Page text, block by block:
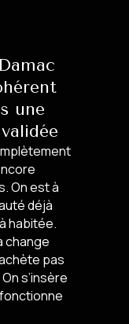
une
On est à
déjà
habitée.
change
pas
s’insère